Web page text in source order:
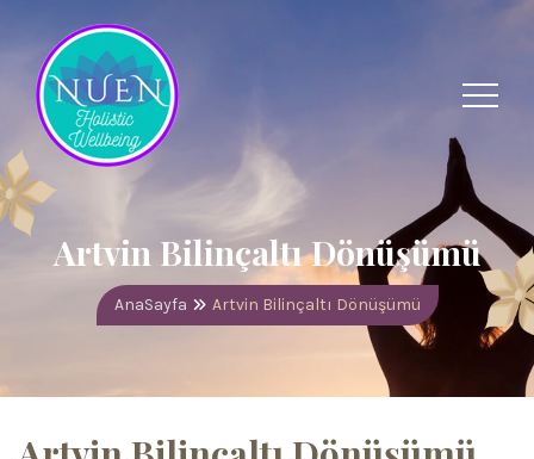
Artvin Bilinçaltı Dönüşümü
AnaSayfa Artvin Bilinçaltı Dönüşümü